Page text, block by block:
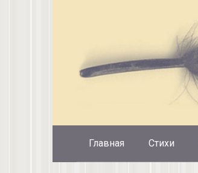
Главная Стихи